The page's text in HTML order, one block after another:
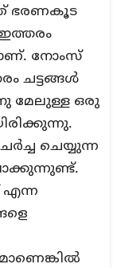
ഭരണകൂട
നോംസ്
ചട്ടങ്ങൾ
മേലുള്ള ഒരു
ചെയ്യുന്ന
എന്ന